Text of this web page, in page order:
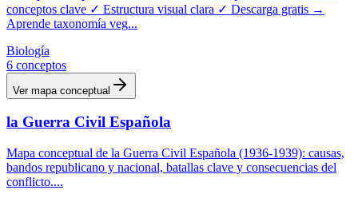
conceptos clave ✓ Estructura visual clara ✓ Descarga gratis →
Aprende taxonomía veg...
Biología
6 conceptos
Ver mapa conceptual
la Guerra Civil Española
Mapa conceptual de la Guerra Civil Española (1936-1939): causas,
bandos republicano y nacional, batallas clave y consecuencias del
conflicto....